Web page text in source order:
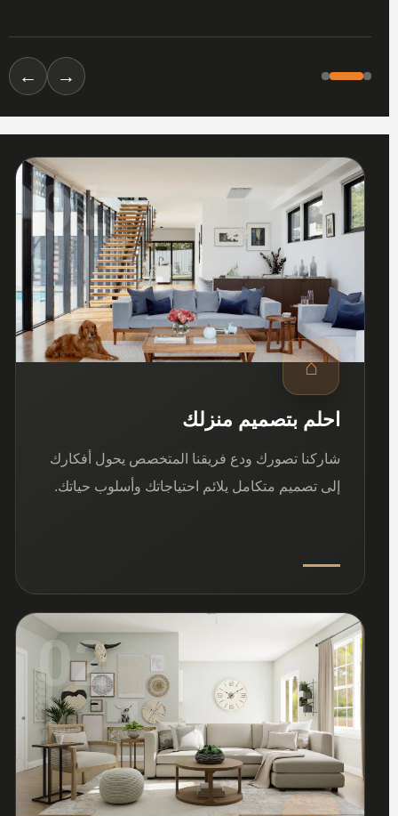
→
←
01
⌂
احلم بتصميم منزلك
شاركنا تصورك ودع فريقنا المتخصص يحول أفكارك
إلى تصميم متكامل يلائم احتياجاتك وأسلوب حياتك.
02